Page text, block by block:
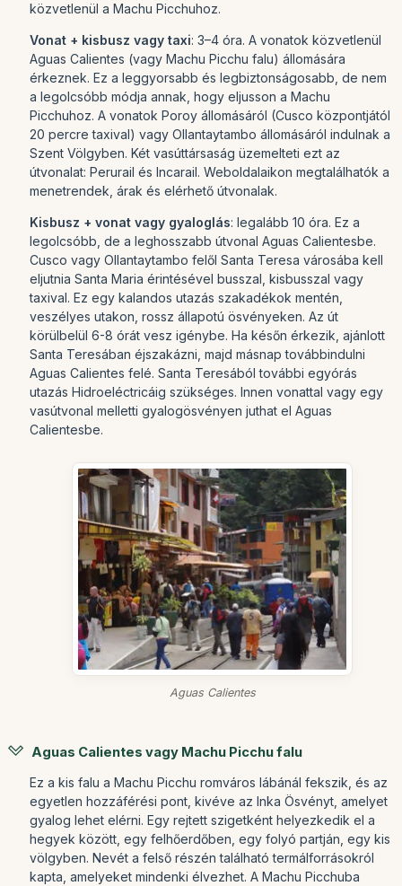
közvetlenül a Machu Picchuhoz.
Vonat + kisbusz vagy taxi: 3–4 óra. A vonatok közvetlenül
Aguas Calientes (vagy Machu Picchu falu) állomására
érkeznek. Ez a leggyorsabb és legbiztonságosabb, de nem
a legolcsóbb módja annak, hogy eljusson a Machu
Picchuhoz. A vonatok Poroy állomásáról (Cusco központjától
20 percre taxival) vagy Ollantaytambo állomásáról indulnak a
Szent Völgyben. Két vasúttársaság üzemelteti ezt az
útvonalat: Perurail és Incarail. Weboldalaikon megtalálhatók a
menetrendek, árak és elérhető útvonalak.
Kisbusz + vonat vagy gyaloglás: legalább 10 óra. Ez a
legolcsóbb, de a leghosszabb útvonal Aguas Calientesbe.
Cusco vagy Ollantaytambo felől Santa Teresa városába kell
eljutnia Santa Maria érintésével busszal, kisbusszal vagy
taxival. Ez egy kalandos utazás szakadékok mentén,
veszélyes utakon, rossz állapotú ösvényeken. Az út
körülbelül 6-8 órát vesz igénybe. Ha későn érkezik, ajánlott
Santa Teresában éjszakázni, majd másnap továbbindulni
Aguas Calientes felé. Santa Teresából további egyórás
utazás Hidroeléctricáig szükséges. Innen vonattal vagy egy
vasútvonal melletti gyalogösvényen juthat el Aguas
Calientesbe.
Aguas Calientes
Aguas Calientes vagy Machu Picchu falu
Ez a kis falu a Machu Picchu romváros lábánál fekszik, és az
egyetlen hozzáférési pont, kivéve az Inka Ösvényt, amelyet
gyalog lehet elérni. Egy rejtett szigetként helyezkedik el a
hegyek között, egy felhőerdőben, egy folyó partján, egy kis
völgyben. Nevét a felső részén található termálforrásokról
kapta, amelyeket mindenki élvezhet. A Machu Picchuba